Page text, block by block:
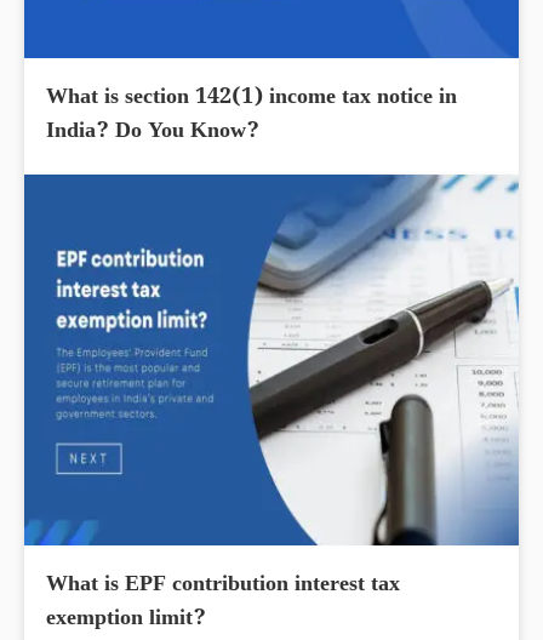
What is section 142(1) income tax notice in
India? Do You Know?
What is EPF contribution interest tax
exemption limit?